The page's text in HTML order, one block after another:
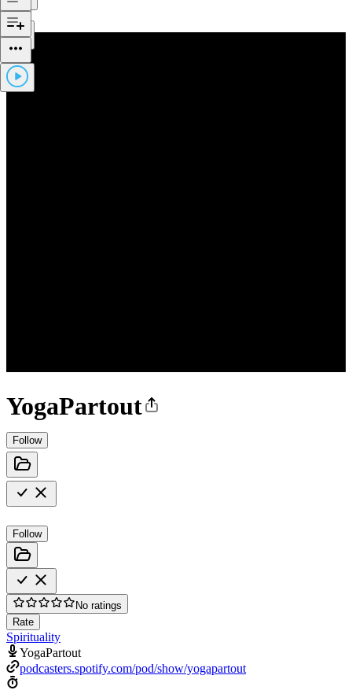
YogaPartout
Follow
Follow
No ratings
Rate
Spirituality
YogaPartout
podcasters.spotify.com/pod/show/yogapartout